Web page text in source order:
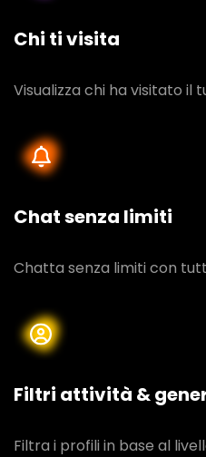
Chi ti visita
Visualizza chi ha visitato il
Chat senza limiti
Chatta senza limiti con
Filtri attività &
Filtra i profili in base al